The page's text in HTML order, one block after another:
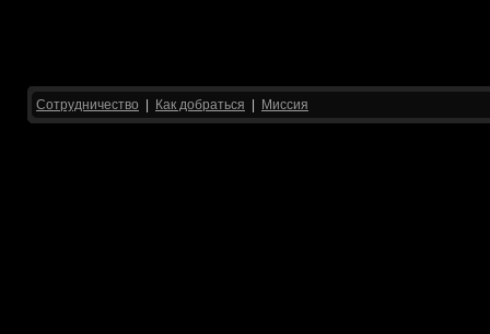
Сотрудничество Как добраться Миссия